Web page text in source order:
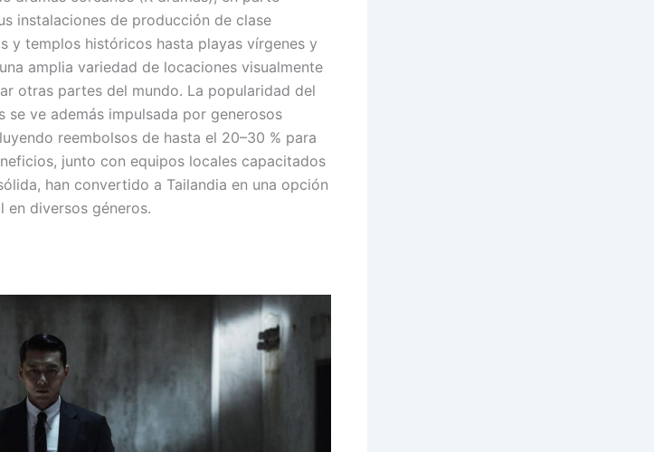
instalaciones de producción de clase
y templos históricos hasta playas vírgenes y
amplia variedad de locaciones visualmente
otras partes del mundo. La popularidad del
se ve además impulsada por generosos
reembolsos de hasta el 20–30 % para
junto con equipos locales capacitados
han convertido a Tailandia en una opción
en diversos géneros.